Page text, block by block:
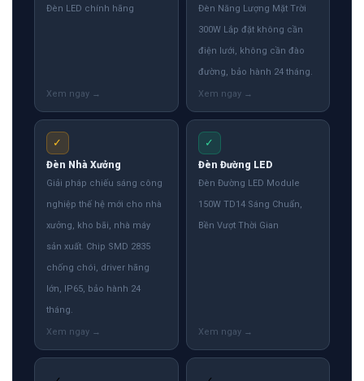
Đèn LED chính hãng
Đèn Năng Lượng Mặt Trời
300W Lắp đặt không cần
điện lưới, không cần đào
đường, bảo hành 24 tháng.
✓
Đèn Nhà Xưởng
Giải pháp chiếu sáng công
nghiệp thế hệ mới cho nhà
xưởng, kho bãi, nhà máy
sản xuất. Chip SMD 2835
chống chói, driver hãng
lớn, IP65, bảo hành 24
tháng.
✓
Đèn Đường LED
Đèn Đường LED Module
150W TD14 Sáng Chuẩn,
Bền Vượt Thời Gian